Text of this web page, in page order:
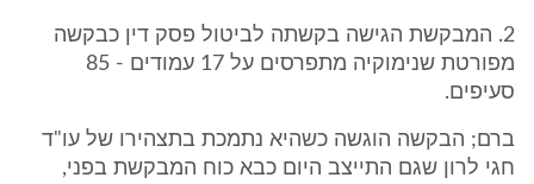
2. המבקשת הגישה בקשתה לביטול פסק דין כבקשה
מפורטת שנימוקיה מתפרסים על 17 עמודים - 85
סעיפים.
ברם; הבקשה הוגשה כשהיא נתמכת בתצהירו של עו"ד
חגי לרון שגם התייצב היום כבא כוח המבקשת בפני,